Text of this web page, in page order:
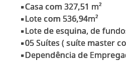
▪Casa com 327,51 m²
▪Lote com 536,94m²
▪Lote de esquina, de
▪05 Suítes ( suíte master
▪Dependência de